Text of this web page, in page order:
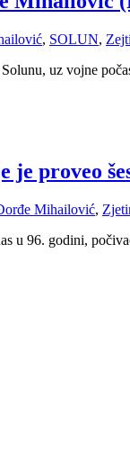
, SOLUN,
uz vojne
proveo
Mihailović,
u 96. godini,